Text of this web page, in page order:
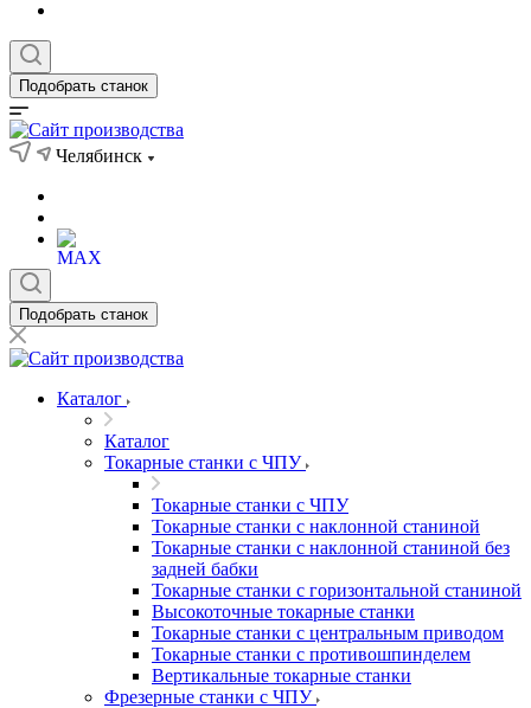
Подобрать станок
Челябинск
Подобрать станок
Каталог
Каталог
Токарные станки с ЧПУ
Токарные станки с ЧПУ
Токарные станки с наклонной станиной
Токарные станки с наклонной станиной без
задней бабки
Токарные станки с горизонтальной станиной
Высокоточные токарные станки
Токарные станки с центральным приводом
Токарные станки с противошпинделем
Вертикальные токарные станки
Фрезерные станки с ЧПУ